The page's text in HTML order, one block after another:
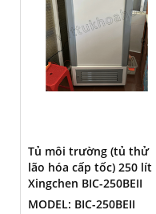
Tủ môi trường (tủ thử
lão hóa cấp tốc) 250 lít
Xingchen BIC-250BEII
MODEL: BIC-250BEII